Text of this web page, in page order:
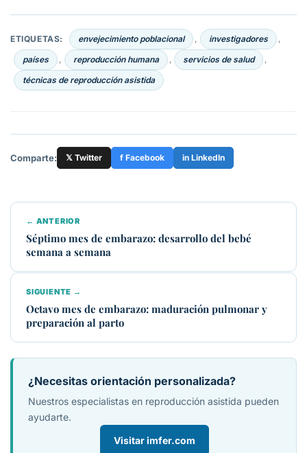
ETIQUETAS: envejecimiento poblacional , investigadores ,
países , reproducción humana , servicios de salud ,
técnicas de reproducción asistida
Comparte: 𝕏 Twitter f Facebook in LinkedIn
← ANTERIOR
Séptimo mes de embarazo: desarrollo del bebé
semana a semana
SIGUIENTE →
Octavo mes de embarazo: maduración pulmonar y
preparación al parto
¿Necesitas orientación personalizada?
Nuestros especialistas en reproducción asistida pueden
ayudarte.
Visitar imfer.com